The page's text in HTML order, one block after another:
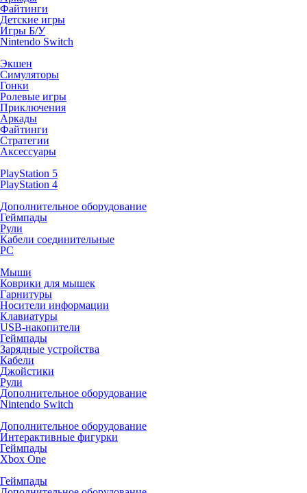
Файтинги
Детские игры
Игры Б/У
Nintendo Switch
Экшен
Симуляторы
Гонки
Ролевые игры
Приключения
Аркады
Файтинги
Стратегии
Аксессуары
PlayStation 5
PlayStation 4
Дополнительное оборудование
Геймпады
Рули
Кабели соединительные
PC
Мыши
Коврики для мышек
Гарнитуры
Носители информации
Клавиатуры
USB-накопители
Геймпады
Зарядные устройства
Кабели
Джойстики
Рули
Дополнительное оборудование
Nintendo Switch
Дополнительное оборудование
Интерактивные фигурки
Геймпады
Xbox One
Геймпады